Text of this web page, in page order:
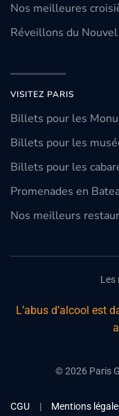
Nos meilleures
Réveillons du
VISITEZ PARIS
Billets pour les
Billets pour les
Billets pour les
Promenades en
Nos meilleurs
Les
L’abus d’alcool est
©2026Paris
CGU | Mentions